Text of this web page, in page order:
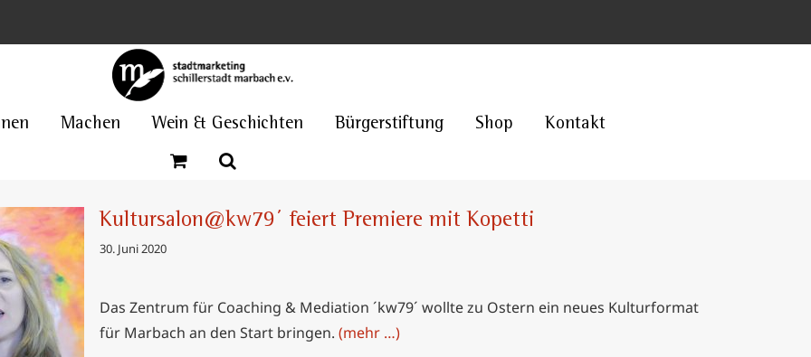
Machen Wein & Geschichten Bürgerstiftung Shop Kontakt
Kultursalon@kw79´ feiert Premiere mit Kopetti
30. Juni 2020
Das Zentrum für Coaching & Mediation ´kw79´ wollte zu Ostern ein neues Kulturformat
für Marbach an den Start bringen. (mehr …)